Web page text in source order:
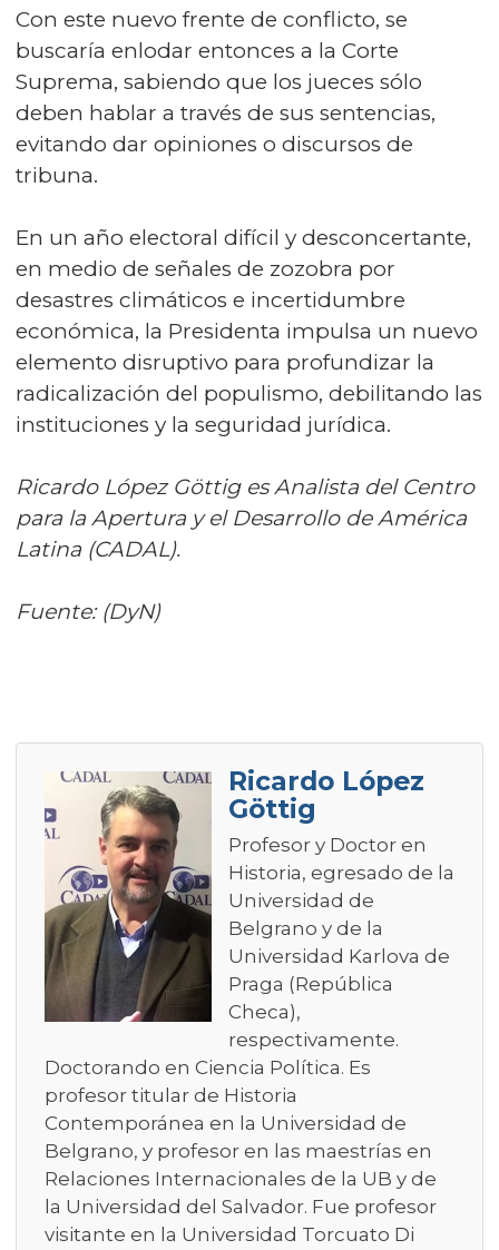
Con este nuevo frente de conflicto, se
buscaría enlodar entonces a la Corte
Suprema, sabiendo que los jueces sólo
deben hablar a través de sus sentencias,
evitando dar opiniones o discursos de
tribuna.
En un año electoral difícil y desconcertante,
en medio de señales de zozobra por
desastres climáticos e incertidumbre
económica, la Presidenta impulsa un nuevo
elemento disruptivo para profundizar la
radicalización del populismo, debilitando las
instituciones y la seguridad jurídica.
Ricardo López Göttig es Analista del Centro
para la Apertura y el Desarrollo de América
Latina (CADAL).
Fuente: (DyN)
Ricardo López
Göttig
Profesor y Doctor en
Historia, egresado de la
Universidad de
Belgrano y de la
Universidad Karlova de
Praga (República
Checa),
respectivamente.
Doctorando en Ciencia Política. Es
profesor titular de Historia
Contemporánea en la Universidad de
Belgrano, y profesor en las maestrías en
Relaciones Internacionales de la UB y de
la Universidad del Salvador. Fue profesor
visitante en la Universidad Torcuato Di